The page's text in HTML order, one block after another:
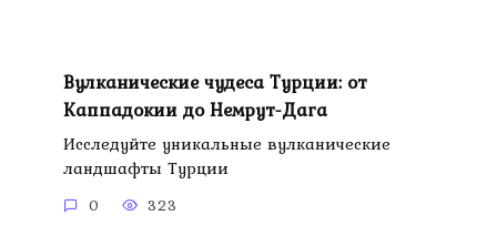
Вулканические чудеса Турции: от
Каппадокии до Немрут-Дага
Исследуйте уникальные вулканические
ландшафты Турции
0 323